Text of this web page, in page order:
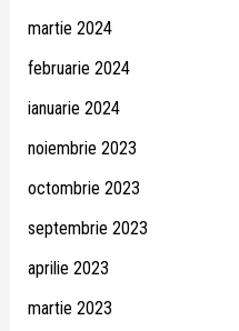
martie 2024
februarie 2024
ianuarie 2024
noiembrie 2023
octombrie 2023
septembrie 2023
aprilie 2023
martie 2023